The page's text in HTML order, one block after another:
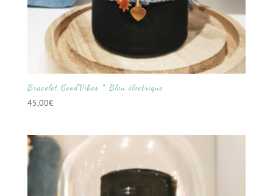
Bracelet GoodVibes * Bleu électrique
45,00€